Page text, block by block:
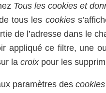
Tous les cookies et
tous les cookies
de l’adresse dans le
appliqué ce filtre, une
la croixpour les
paramètres des